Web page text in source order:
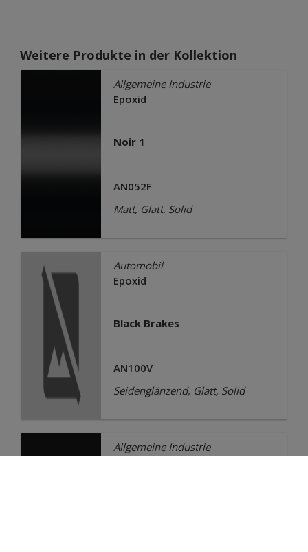
Weitere Produkte in der Kollektion
Allgemeine Industrie
Epoxid
Noir 1
AN052F
Matt, Glatt, Solid
Automobil
Epoxid
Black Brakes
AN100V
Seidenglänzend, Glatt, Solid
Allgemeine Industrie